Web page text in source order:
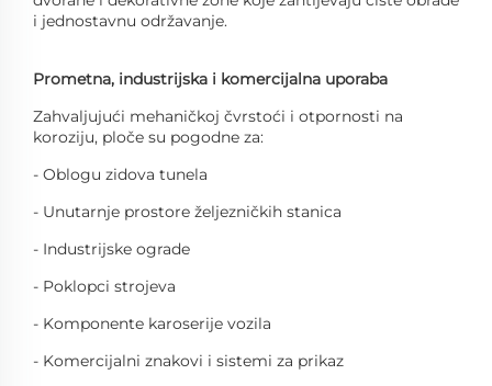
i jednostavnu održavanje.
Prometna, industrijska i komercijalna uporaba
Zahvaljujući mehaničkoj čvrstoći i otpornosti na
koroziju, ploče su pogodne za:
- Oblogu zidova tunela
- Unutarnje prostore željezničkih stanica
- Industrijske ograde
- Poklopci strojeva
- Komponente karoserije vozila
- Komercijalni znakovi i sistemi za prikaz